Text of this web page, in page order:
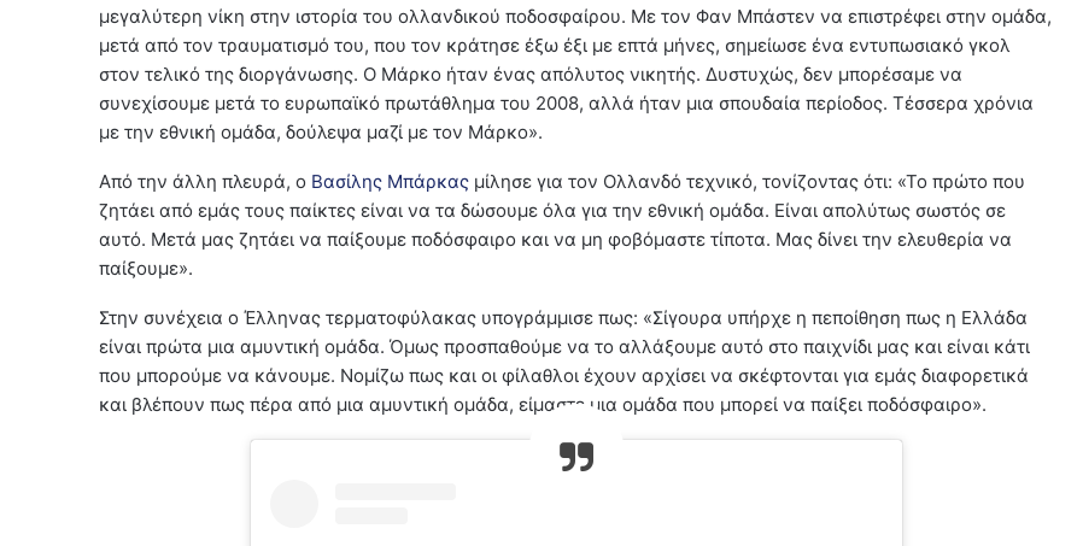
μεγαλύτερη νίκη στην ιστορία του ολλανδικού ποδοσφαίρου. Με τον Φαν Μπάστεν να επιστρέφει στην ομάδα,
μετά από τον τραυματισμό του, που τον κράτησε έξω έξι με επτά μήνες, σημείωσε ένα εντυπωσιακό γκολ
στον τελικό της διοργάνωσης. Ο Μάρκο ήταν ένας απόλυτος νικητής. Δυστυχώς, δεν μπορέσαμε να
συνεχίσουμε μετά το ευρωπαϊκό πρωτάθλημα του 2008, αλλά ήταν μια σπουδαία περίοδος. Τέσσερα χρόνια
με την εθνική ομάδα, δούλεψα μαζί με τον Μάρκο».
Από την άλλη πλευρά, ο Βασίλης Μπάρκας μίλησε για τον Ολλανδό τεχνικό, τονίζοντας ότι: «Το πρώτο που
ζητάει από εμάς τους παίκτες είναι να τα δώσουμε όλα για την εθνική ομάδα. Είναι απολύτως σωστός σε
αυτό. Μετά μας ζητάει να παίξουμε ποδόσφαιρο και να μη φοβόμαστε τίποτα. Μας δίνει την ελευθερία να
παίξουμε».
Στην συνέχεια ο Έλληνας τερματοφύλακας υπογράμμισε πως: «Σίγουρα υπήρχε η πεποίθηση πως η Ελλάδα
είναι πρώτα μια αμυντική ομάδα. Όμως προσπαθούμε να το αλλάξουμε αυτό στο παιχνίδι μας και είναι κάτι
που μπορούμε να κάνουμε. Νομίζω πως και οι φίλαθλοι έχουν αρχίσει να σκέφτονται για εμάς διαφορετικά
και βλέπουν πως πέρα από μια αμυντική ομάδα, είμαστε μια ομάδα που μπορεί να παίξει ποδόσφαιρο».